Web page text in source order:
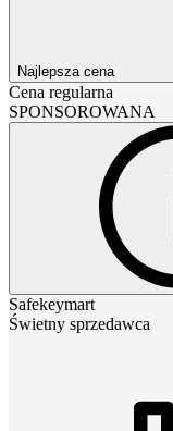
Najlepsza cena
Cena regularna
SPONSOROWANA
Safekeymart
Świetny sprzedawca